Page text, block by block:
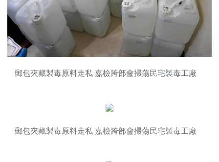
郵包夾藏製毒原料走私 嘉檢跨部會掃蕩民宅製毒工廠
郵包夾藏製毒原料走私 嘉檢跨部會掃蕩民宅製毒工廠